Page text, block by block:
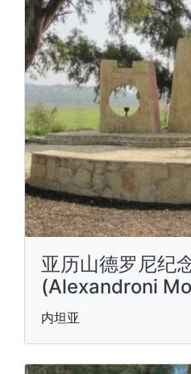
亚历山德罗尼纪
(Alexandroni
内坦亚